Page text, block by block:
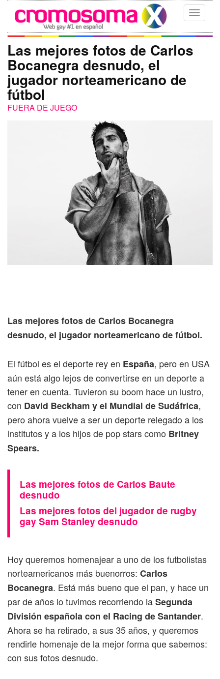
Toggle
Las mejores fotos de Carlos
Bocanegra desnudo, el
jugador norteamericano de
fútbol
FUERA DE JUEGO
Las mejores fotos de Carlos Bocanegra
desnudo, el jugador norteamericano de fútbol.
El fútbol es el deporte rey en España, pero en USA
aún está algo lejos de convertirse en un deporte a
tener en cuenta. Tuvieron su boom hace un lustro,
con David Beckham y el Mundial de Sudáfrica,
pero ahora vuelve a ser un deporte relegado a los
institutos y a los hijos de pop stars como Britney
Spears.
Las mejores fotos de Carlos Baute
desnudo
Las mejores fotos del jugador de rugby
gay Sam Stanley desnudo
Hoy queremos homenajear a uno de los futbolistas
norteamericanos más buenorros: Carlos
Bocanegra. Está más bueno que el pan, y hace un
par de años lo tuvimos recorriendo laSegunda
División española con el Racing de Santander.
Ahora se ha retirado, a sus 35 años, y queremos
rendirle homenaje de la mejor forma que sabemos:
con sus fotos desnudo.